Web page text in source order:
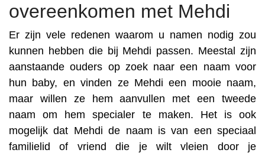
overeenkomen met Mehdi
Er zijn vele redenen waarom u namen nodig zou
kunnen hebben die bij Mehdi passen. Meestal zijn
aanstaande ouders op zoek naar een naam voor
hun baby, en vinden ze Mehdi een mooie naam,
maar willen ze hem aanvullen met een tweede
naam om hem specialer te maken. Het is ook
mogelijk dat Mehdi de naam is van een speciaal
familielid of vriend die je wilt vleien door je